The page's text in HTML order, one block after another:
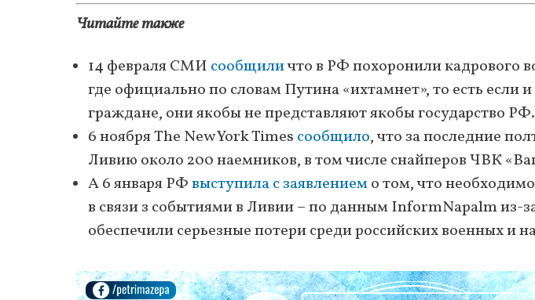
Читайте также
14 февраля СМИ сообщиличто в РФ похоронили кадрового
где официально по словам Путина «ихтамнет», то есть если
граждане, они якобы не представляют якобы государство РФ.
6 ноября The New York Times сообщило, что за последние
Ливию около 200 наемников, в том числе снайперов ЧВК
А 6 января РФвыступила с заявлениемо том, что
в связи з событиями в Ливии – по данным InformNapalm из-
обеспечили серьезные потери среди российских военных и